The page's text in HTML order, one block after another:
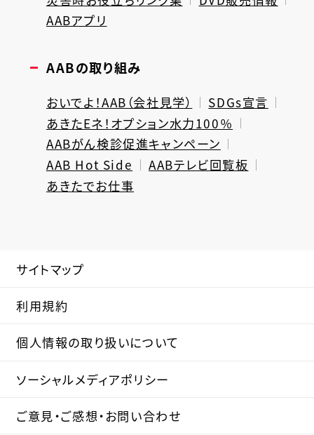
AABアプリ
AABの取り組み
おいでよ！AAB（会社見学）
SDGs宣言
あきたEネ！オプション水力100％
AABがん検診促進キャンペーン
AAB Hot Side
AABテレビ回覧板
あきたでお仕事
サイトマップ
利用規約
個人情報の取り扱いについて
ソーシャルメディアポリシー
ご意見・ご感想・お問い合わせ